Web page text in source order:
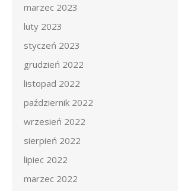
marzec 2023
luty 2023
styczeń 2023
grudzień 2022
listopad 2022
październik 2022
wrzesień 2022
sierpień 2022
lipiec 2022
marzec 2022